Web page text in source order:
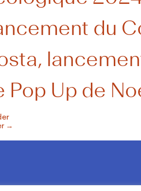
du
Pop Up de
→